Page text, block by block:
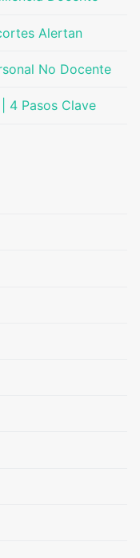
Alertan
No Docente
4 Pasos Clave